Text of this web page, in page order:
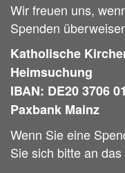
Wir freuen uns,
Spenden
Katholische
Heimsuchung
IBAN: DE20 3706
Paxbank Mainz
Wenn Sie eine
Sie sich bitte an